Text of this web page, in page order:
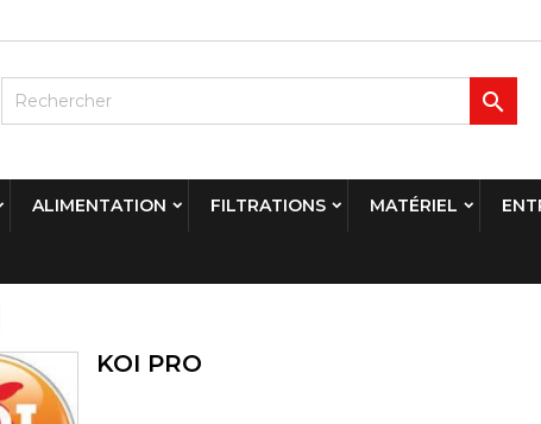

ALIMENTATION FILTRATIONS MATÉRIEL
KOI PRO